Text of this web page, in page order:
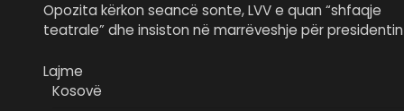
Opozita kërkon seancë sonte, LVV e quan “shfaqje
teatrale” dhe insiston në marrëveshje për presidentin
Lajme
Kosovë